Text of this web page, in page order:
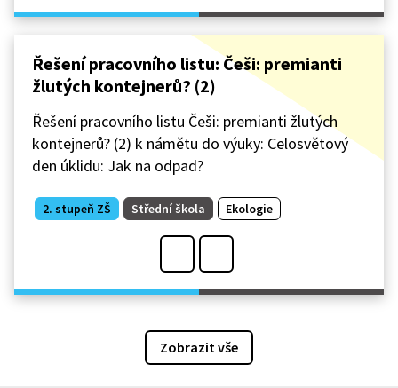
Řešení pracovního listu: Češi: premianti
žlutých kontejnerů? (2)
Řešení pracovního listu Češi: premianti žlutých
kontejnerů? (2) k námětu do výuky: Celosvětový
den úklidu: Jak na odpad?
2. stupeň ZŠ Střední škola Ekologie
Zobrazit vše